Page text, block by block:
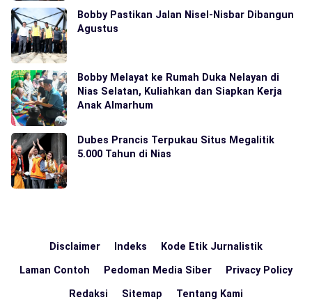
Bobby Pastikan Jalan Nisel-Nisbar Dibangun
Agustus
Bobby Melayat ke Rumah Duka Nelayan di
Nias Selatan, Kuliahkan dan Siapkan Kerja
Anak Almarhum
Dubes Prancis Terpukau Situs Megalitik
5.000 Tahun di Nias
Disclaimer Indeks Kode Etik Jurnalistik
Laman Contoh Pedoman Media Siber Privacy Policy
Redaksi Sitemap Tentang Kami